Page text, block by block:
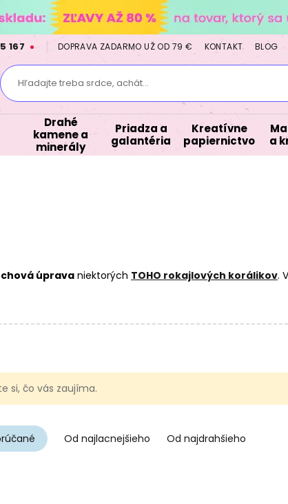
167 DOPRAVA ZADARMO UŽ OD 79 € KONTAKT BLOG
Hľadajte treba srdce, achát...
Drahé
kamene a
minerály
Priadza a
galantéria
Kreatívne
papiernictvo
a
úprava niektorých TOHO rokajlových korálikov.
si, čo vás zaujíma.
Od najlacnejšieho Od najdrahšieho